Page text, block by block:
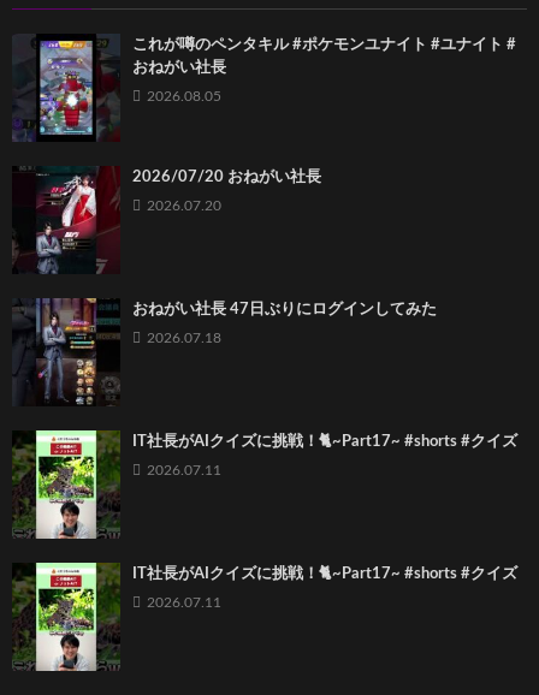
これが噂のペンタキル #ポケモンユナイト #ユナイト #
おねがい社長
2026.08.05
2026/07/20 おねがい社長
2026.07.20
おねがい社長 47日ぶりにログインしてみた
2026.07.18
IT社長がAIクイズに挑戦！🐈~Part17~ #shorts #クイズ
2026.07.11
IT社長がAIクイズに挑戦！🐈~Part17~ #shorts #クイズ
2026.07.11